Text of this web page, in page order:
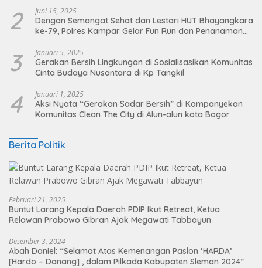
2 Juni 15, 2025
Dengan Semangat Sehat dan Lestari HUT Bhayangkara
ke-79, Polres Kampar Gelar Fun Run dan Penanaman
3 Januari 5, 2025
Gerakan Bersih Lingkungan di Sosialisasikan Komunitas
Cinta Budaya Nusantara di Kp Tangkil
4 Januari 1, 2025
Aksi Nyata “Gerakan Sadar Bersih” di Kampanyekan
Komunitas Clean The City di Alun-alun kota Bogor
Berita Politik
Februari 21, 2025
Buntut Larang Kepala Daerah PDIP Ikut Retreat, Ketua
Relawan Prabowo Gibran Ajak Megawati Tabbayun
Desember 3, 2024
Abah Daniel: “Selamat Atas Kemenangan Paslon ‘HARDA’
[Hardo – Danang] , dalam Pilkada Kabupaten Sleman 2024”